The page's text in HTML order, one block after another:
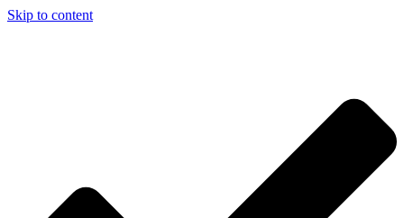
Skip to content